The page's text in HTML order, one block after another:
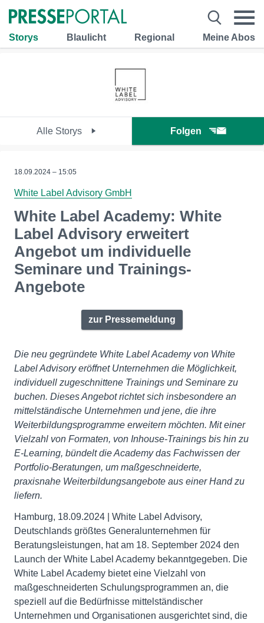
Storys Blaulicht Regional Meine Abos
Alle Storys Folgen
18.09.2024 – 15:05
White Label Advisory GmbH
White Label Academy: White
Label Advisory erweitert
Angebot um individuelle
Seminare und Trainings-
Angebote
zur Pressemeldung
Die neu gegründete White Label Academy von White
Label Advisory eröffnet Unternehmen die Möglichkeit,
individuell zugeschnittene Trainings und Seminare zu
buchen. Dieses Angebot richtet sich insbesondere an
mittelständische Unternehmen und jene, die ihre
Weiterbildungsprogramme erweitern möchten. Mit einer
Vielzahl von Formaten, von Inhouse-Trainings bis hin zu
E-Learning, bündelt die Academy das Fachwissen der
Portfolio-Beratungen, um maßgeschneiderte,
praxisnahe Weiterbildungsangebote aus einer Hand zu
liefern.
Hamburg, 18.09.2024 | White Label Advisory,
Deutschlands größtes Generalunternehmen für
Beratungsleistungen, hat am 18. September 2024 den
Launch der White Label Academy bekanntgegeben. Die
White Label Academy bietet eine Vielzahl von
maßgeschneiderten Schulungsprogrammen an, die
speziell auf die Bedürfnisse mittelständischer
Unternehmen und Organisationen ausgerichtet sind, die